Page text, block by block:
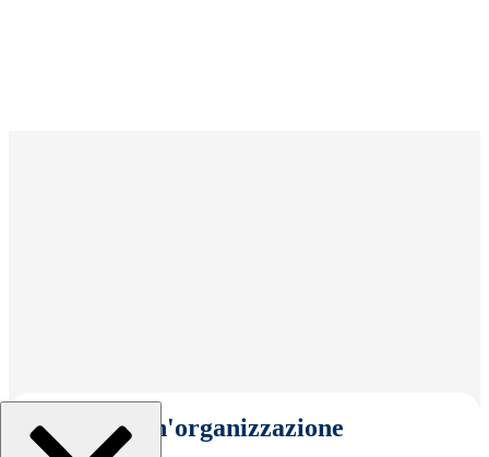
Seleziona un'organizzazione